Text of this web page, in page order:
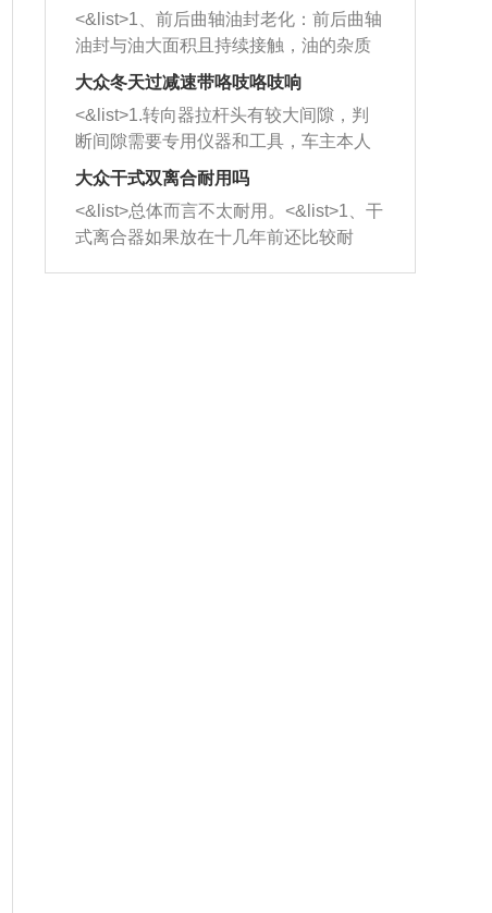
西取出来。但如果是因为积碳过多引起
的堵塞，就需要将三元催化器泡在草酸
洗剂对堵塞的情况得到解决，将清洗剂
放在燃油箱中，与燃油混合后，车辆启
动时，就可以和汽油一起进入到燃烧
室，最后形成废气排出，就可以让三元
催化器得到清洗，排气管堵塞的情况就
能够得到解决。
一圈半的练习，往右同样也要打相同的
圈数。 <&list>3、最后强调要反复练
习，这样就可以形成肌肉记忆，在真实
驾驶车辆时，不需要记忆也能打好方
向。
<&list>1、前后曲轴油封老化：前后曲轴
油封与油大面积且持续接触，油的杂质
和发动机内持续温度变化使其密封效果
逐渐减弱，导致渗油或漏油。<&list>2、
活塞间隙过大：积碳会使活塞环与缸体
的间隙扩大，导致机油流入燃烧室中，
造成烧机油。<&list>3、机油粘度。使用
机油粘度过小的话，同样会有烧机油现
象，机油粘度过小具有很好的流动性，
大众冬天过减速带咯吱咯吱响
<&list>1.转向器拉杆头有较大间隙，判
断间隙需要专用仪器和工具，车主本人
无法制作，需要将车辆送到修理厂或4s
店；<&list>2.车辆半轴套管防尘罩破
裂，破裂后会出现漏油现象，使半轴磨
损严重，磨损的半轴容易损坏，产生异
响；<&list>3.稳定器的转向胶套和球头
大众干式双离合耐用吗
<&list>总体而言不太耐用。<&list>1、干
式离合器如果放在十几年前还比较耐